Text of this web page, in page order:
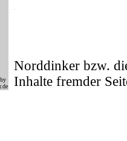
Norddinker bzw.
Inhalte fremder